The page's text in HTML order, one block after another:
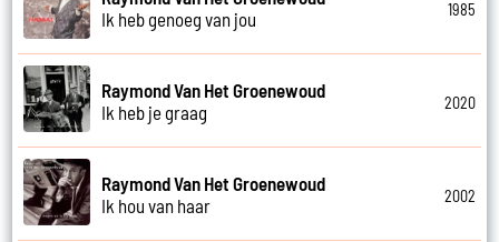
Ik heb genoeg van jou
1985
Raymond Van Het Groenewoud
Ik heb je graag
2020
Raymond Van Het Groenewoud
Ik hou van haar
2002